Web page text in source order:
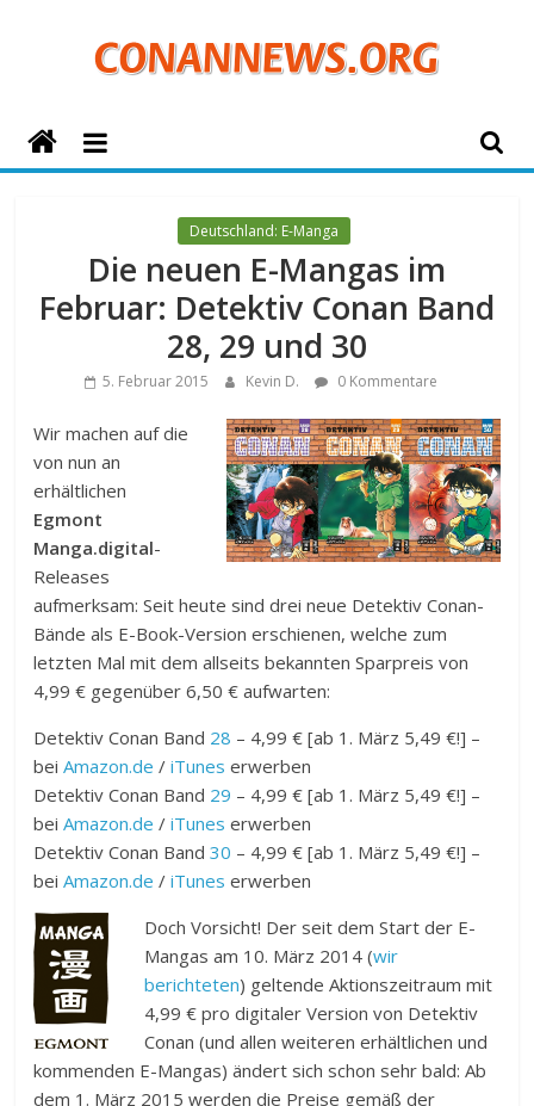
ConanNews.org
Deutschland: E-Manga
Die neuen E-Mangas im
Februar: Detektiv Conan Band
28, 29 und 30
5. Februar 2015 Kevin D. 0 Kommentare
Wir machen auf die
von nun an
erhältlichen
Egmont
Manga.digital-
Releases
aufmerksam: Seit heute sind drei neue Detektiv Conan-
Bände als E-Book-Version erschienen, welche zum
letzten Mal mit dem allseits bekannten Sparpreis von
4,99 € gegenüber 6,50 € aufwarten:
Detektiv Conan Band 28 – 4,99 € [ab 1. März 5,49 €!] –
beiAmazon.de /iTunes erwerben
Detektiv Conan Band 29 – 4,99 € [ab 1. März 5,49 €!] –
beiAmazon.de /iTunes erwerben
Detektiv Conan Band30 – 4,99 € [ab 1. März 5,49 €!] –
beiAmazon.de /iTunes erwerben
Doch Vorsicht! Der seit dem Start der E-
Mangas am 10. März 2014 (wir
berichteten) geltende Aktionszeitraum mit
4,99 € pro digitaler Version von Detektiv
Conan (und allen weiteren erhältlichen und
kommenden E-Mangas) ändert sich schon sehr bald: Ab
dem 1. März 2015 werden die Preise gemäß der